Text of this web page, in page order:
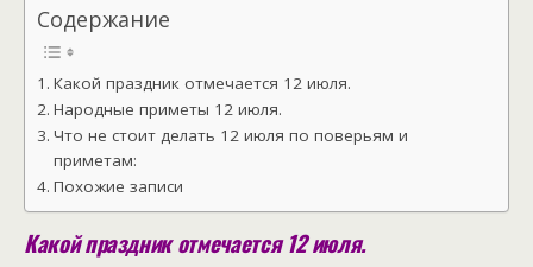
Содержание
Какой праздник отмечается 12 июля.
Народные приметы 12 июля.
Что не стоит делать 12 июля по поверьям и
приметам:
Похожие записи
Какой праздник отмечается 12 июля.